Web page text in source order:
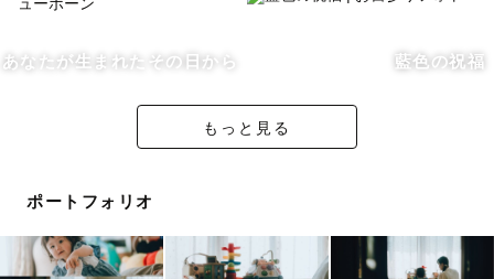
もちろん楽しいだけではなく、
あなたが生まれたその日から 藍色の祝福
もっと見る
ポートフォリオ